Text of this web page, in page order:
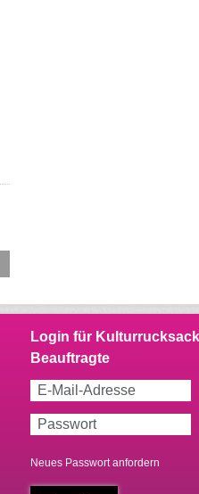
Neues Passwort anfordern